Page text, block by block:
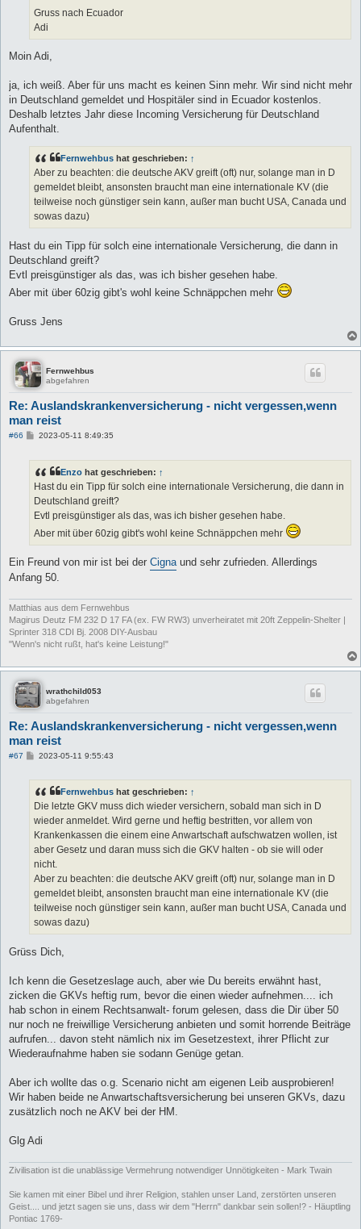
Gruss nach Ecuador
Adi
Moin Adi,
ja, ich weiß. Aber für uns macht es keinen Sinn mehr. Wir sind nicht mehr
in Deutschland gemeldet und Hospitäler sind in Ecuador kostenlos.
Deshalb letztes Jahr diese Incoming Versicherung für Deutschland
Aufenthalt.
Fernwehbus hat geschrieben: ↑
Aber zu beachten: die deutsche AKV greift (oft) nur, solange man in D
gemeldet bleibt, ansonsten braucht man eine internationale KV (die
teilweise noch günstiger sein kann, außer man bucht USA, Canada und
sowas dazu)
Hast du ein Tipp für solch eine internationale Versicherung, die dann in
Deutschland greift?
Evtl preisgünstiger als das, was ich bisher gesehen habe.
Aber mit über 60zig gibt's wohl keine Schnäppchen mehr
Gruss Jens
Fernwehbus
abgefahren
Re: Auslandskrankenversicherung - nicht vergessen,wenn
man reist
#66
B
r
a
g
2023-05-11 8:49:35
Enzo hat geschrieben: ↑
Hast du ein Tipp für solch eine internationale Versicherung, die dann in
Deutschland greift?
Evtl preisgünstiger als das, was ich bisher gesehen habe.
Aber mit über 60zig gibt's wohl keine Schnäppchen mehr
Ein Freund von mir ist bei der Cigna und sehr zufrieden. Allerdings
Anfang 50.
Matthias aus dem Fernwehbus
Magirus Deutz FM 232 D 17 FA (ex. FW RW3) unverheiratet mit 20ft Zeppelin-Shelter |
Sprinter 318 CDI Bj. 2008 DIY-Ausbau
"Wenn's nicht rußt, hat's keine Leistung!"
wrathchild053
abgefahren
Re: Auslandskrankenversicherung - nicht vergessen,wenn
man reist
#67
B
r
a
2023-05-11 9:55:43
Fernwehbus hat geschrieben: ↑
Die letzte GKV muss dich wieder versichern, sobald man sich in D
wieder anmeldet. Wird gerne und heftig bestritten, vor allem von
Krankenkassen die einem eine Anwartschaft aufschwatzen wollen, ist
aber Gesetz und daran muss sich die GKV halten - ob sie will oder
nicht.
Aber zu beachten: die deutsche AKV greift (oft) nur, solange man in D
gemeldet bleibt, ansonsten braucht man eine internationale KV (die
teilweise noch günstiger sein kann, außer man bucht USA, Canada und
sowas dazu)
Grüss Dich,
Ich kenn die Gesetzeslage auch, aber wie Du bereits erwähnt hast,
zicken die GKVs heftig rum, bevor die einen wieder aufnehmen.... ich
hab schon in einem Rechtsanwalt- forum gelesen, dass die Dir über 50
nur noch ne freiwillige Versicherung anbieten und somit horrende Beiträge
aufrufen... davon steht nämlich nix im Gesetzestext, ihrer Pflicht zur
Wiederaufnahme haben sie sodann Genüge getan.
Aber ich wollte das o.g. Scenario nicht am eigenen Leib ausprobieren!
Wir haben beide ne Anwartschaftsversicherung bei unseren GKVs, dazu
zusätzlich noch ne AKV bei der HM.
Glg Adi
Zivilisation ist die unablässige Vermehrung notwendiger Unnötigkeiten - Mark Twain
Sie kamen mit einer Bibel und ihrer Religion, stahlen unser Land, zerstörten unseren
Geist.... und jetzt sagen sie uns, dass wir dem "Herrn" dankbar sein sollen!? - Häuptling
Pontiac 1769-